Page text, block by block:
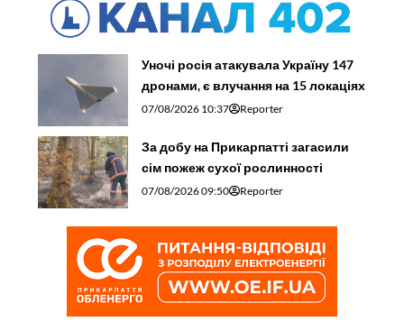
Уночі росія атакувала Україну 147
дронами, є влучання на 15 локаціях
07/08/2026 10:37 Reporter
За добу на Прикарпатті загасили
сім пожеж сухої рослинності
07/08/2026 09:50 Reporter